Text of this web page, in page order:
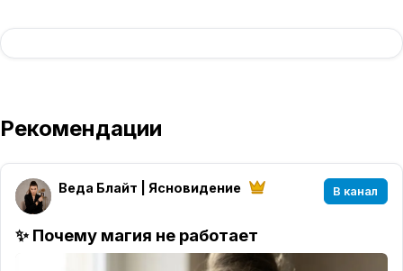
Рекомендации
Веда Блайт | Ясновидение В канал
✨ Почему магия не работает